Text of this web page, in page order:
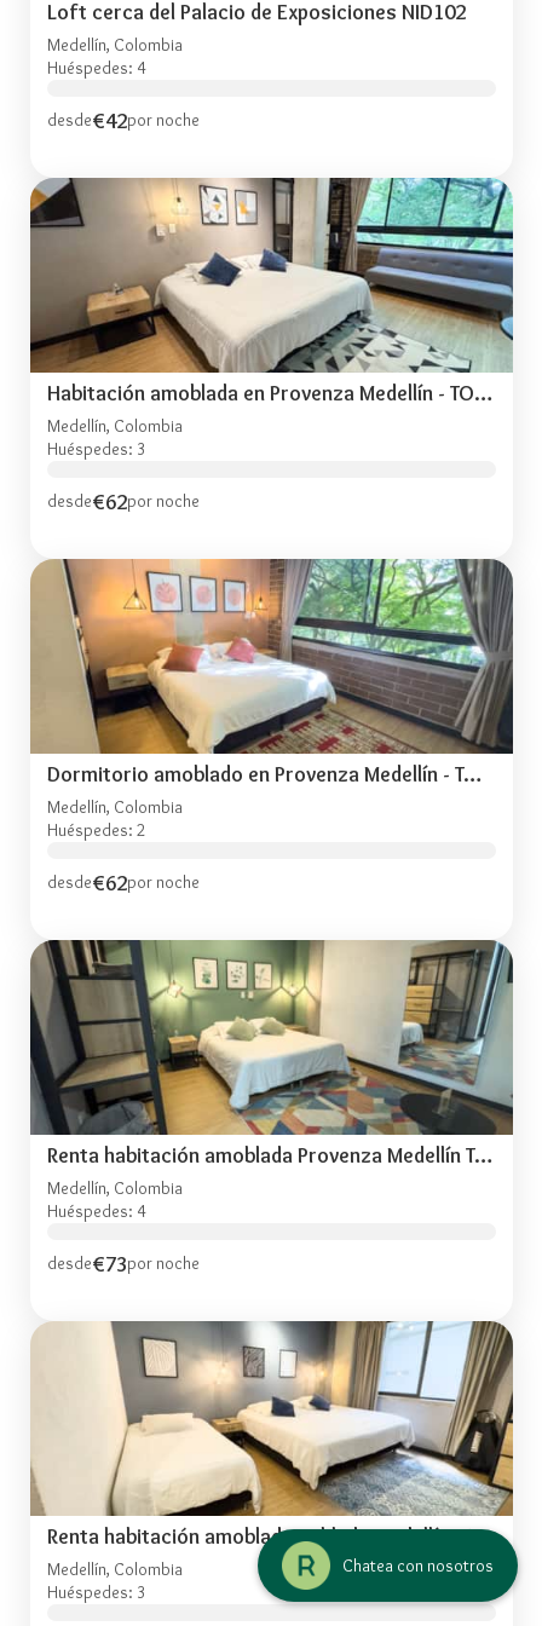
Loft cerca del Palacio de Exposiciones NID102
Medellín, Colombia
Huéspedes: 4
desde€42por noche
Habitación amoblada en Provenza Medellín - TOG401
Medellín, Colombia
Huéspedes: 3
desde€62por noche
Dormitorio amoblado en Provenza Medellín - TOG402
Medellín, Colombia
Huéspedes: 2
desde€62por noche
Renta habitación amoblada Provenza Medellín TOG403
Medellín, Colombia
Huéspedes: 4
desde€73por noche
Renta habitación amoblada Poblado Medellín -TOG404
Medellín, Colombia
Huéspedes: 3
Chatea con nosotros